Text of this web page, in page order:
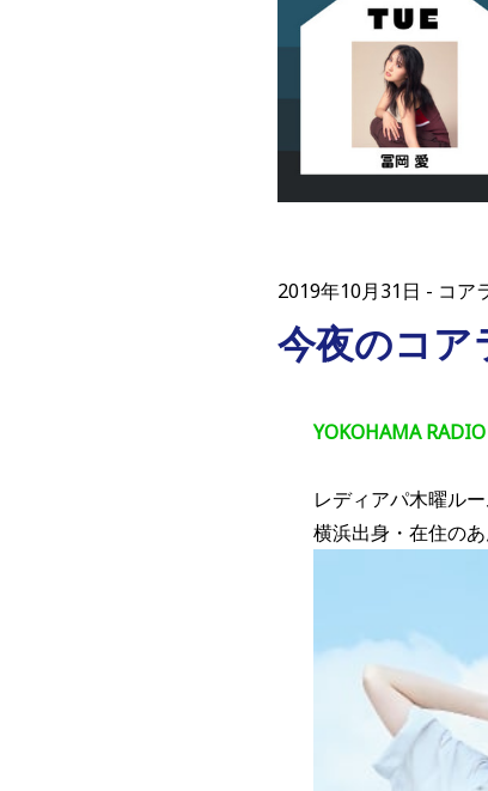
2019年10月31日 コア
今夜のコア
YOKOHAMA
レディアパ木曜ル
横浜出身・在住の